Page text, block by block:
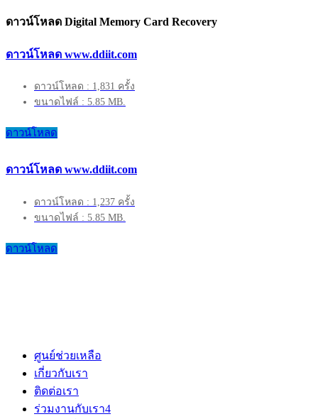
ดาวน์โหลด Digital Memory Card Recovery
ดาวน์โหลด www.ddiit.com
ดาวน์โหลด : 1,831 ครั้ง
ขนาดไฟล์ : 5.85 MB.
ดาวน์โหลด
ดาวน์โหลด www.ddiit.com
ดาวน์โหลด : 1,237 ครั้ง
ขนาดไฟล์ : 5.85 MB.
ดาวน์โหลด
ศูนย์ช่วยเหลือ
เกี่ยวกับเรา
ติดต่อเรา
ร่วมงานกับเรา4